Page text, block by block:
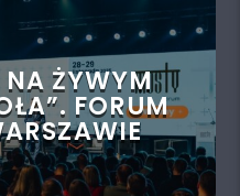
NA ŻYWYM
FORUM